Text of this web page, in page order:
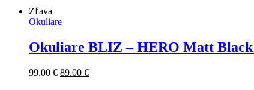
Zľava
Okuliare
Okuliare BLIZ – HERO Matt
99.00€ Pôvodná
89.00 €Aktuálna